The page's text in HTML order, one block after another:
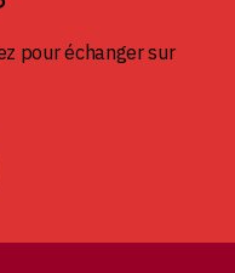
pour échanger sur